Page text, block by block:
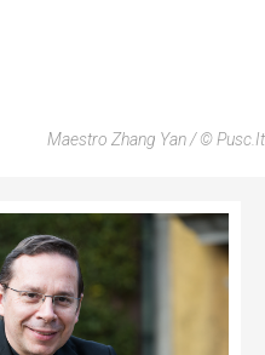
Maestro Zhang Yan / © Pusc.it